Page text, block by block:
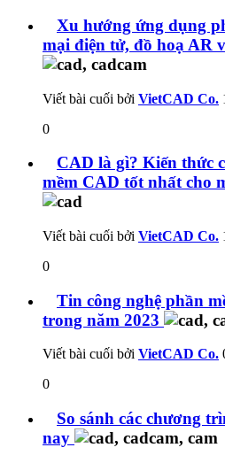
Xu hướng ứng dụng
mại điện tử, đồ hoạ AR
Viết bài cuối bởi VietCAD Co.
0
CAD là gì? Kiến thức
mềm CAD tốt nhất cho
Viết bài cuối bởi VietCAD Co.
0
Tin công nghệ phần
trong năm 2023
Viết bài cuối bởi VietCAD Co.
0
So sánh các chương
nay